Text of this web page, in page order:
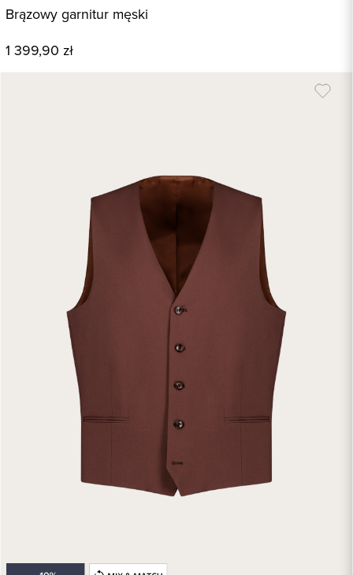
Brązowy garnitur męski
1 399,90 zł